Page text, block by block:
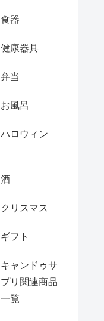
食器
健康器具
弁当
お風呂
ハロウィン
酒
クリスマス
ギフト
キャンドゥサ
プリ関連商品
一覧